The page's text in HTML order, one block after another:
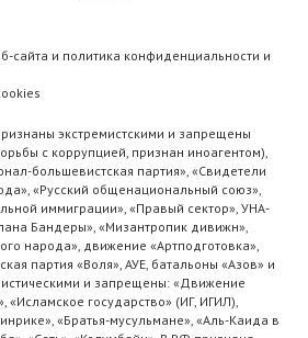
сайта и политика конфиденциальности и
экстремистскими и запрещены
с коррупцией, признан иноагентом),
большевистская партия», «Свидетели
«Русский общенациональный союз»,
иммиграции», «Правый сектор», УНА-
Бандеры», «Мизантропик дивижн»,
народа», движение «Артподготовка»,
партия «Воля», АУЕ, батальоны «Азов» и
и запрещены: «Движение
«Исламское государство» (ИГ, ИГИЛ),
«Братья-мусульмане», «Аль-Каида в